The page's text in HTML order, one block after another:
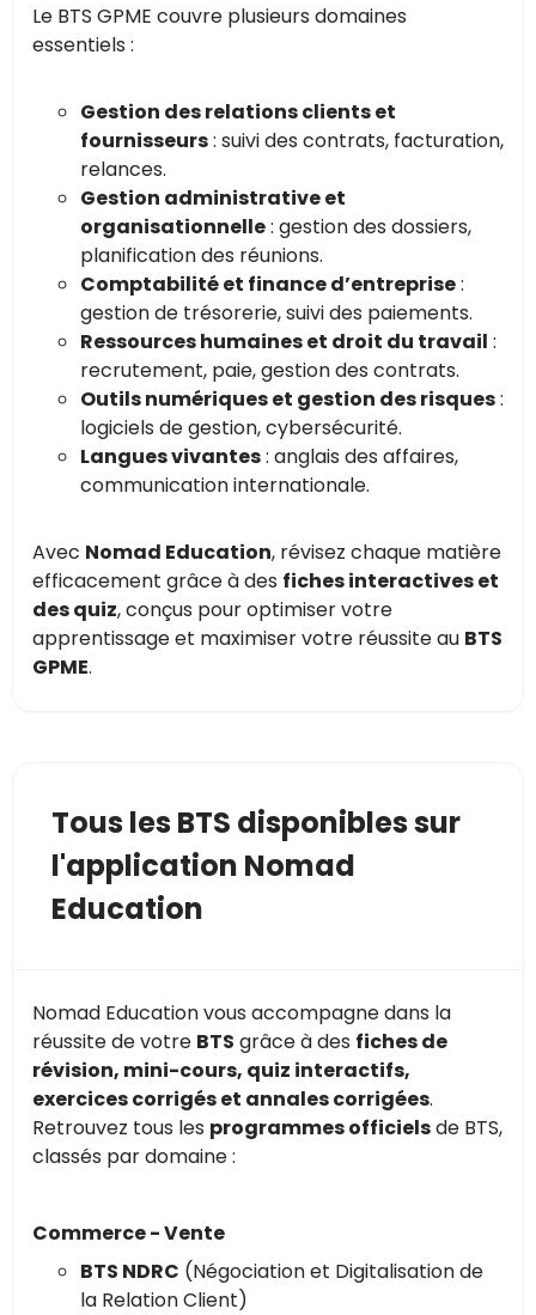
Le BTS GPME couvre plusieurs domaines
essentiels :
Gestion des relations clients et
fournisseurs: suivi des contrats, facturation,
relances.
Gestion administrative et
organisationnelle: gestion des dossiers,
planification des réunions.
Comptabilité et finance d’entreprise:
gestion de trésorerie, suivi des paiements.
Ressources humaines et droit du travail :
recrutement, paie, gestion des contrats.
Outils numériques et gestion des risques:
logiciels de gestion, cybersécurité.
Langues vivantes: anglais des affaires,
communication internationale.
Avec Nomad Education, révisez chaque matière
efficacement grâce à des fiches interactives et
des quiz, conçus pour optimiser votre
apprentissage et maximiser votre réussite au BTS
GPME.
Tous les BTS disponibles sur
l'application Nomad
Education
Nomad Education vous accompagne dans la
réussite de votre BTS grâce à des fiches de
révision, mini-cours, quiz interactifs,
exercices corrigés et annales corrigées.
Retrouvez tous les programmes officielsde BTS,
classés par domaine :
Commerce - Vente
BTS NDRC (Négociation et Digitalisation de
la Relation Client)